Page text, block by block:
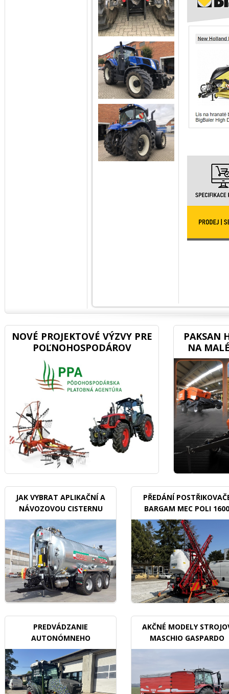
NOVÉ PROJEKTOVÉ VÝZVY PRE
POĽNOHOSPODÁROV
PAKSAN
NA
JAK VYBRAT APLIKAČNÍ A
NÁVOZOVOU CISTERNU
PŘEDÁNÍ
BARGAM MEC POLI 1600
BDX
PREDVÁDZANIE
AUTONÓMNEHO
TRAKTORU V SADOCH
AKČNÉ MODELY
MASCHIO GASPARDO